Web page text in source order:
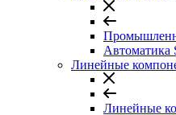
Автоматика
Линейные
Линейные